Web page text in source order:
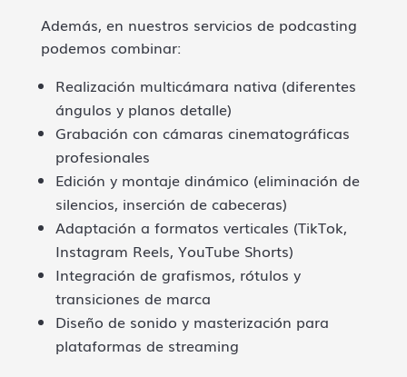
Además, en nuestros servicios de podcasting
podemos combinar:
Realización multicámara nativa (diferentes
ángulos y planos detalle)
Grabación con cámaras cinematográficas
profesionales
Edición y montaje dinámico (eliminación de
silencios, inserción de cabeceras)
Adaptación a formatos verticales (TikTok,
Instagram Reels, YouTube Shorts)
Integración de grafismos, rótulos y
transiciones de marca
Diseño de sonido y masterización para
plataformas de streaming